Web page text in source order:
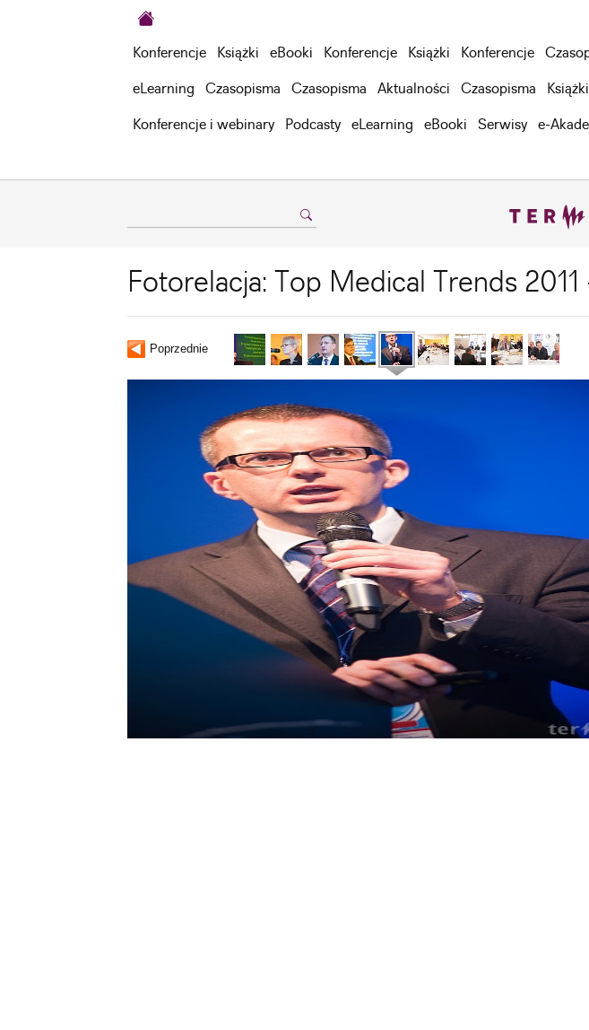
Konferencje Książki eBooki Konferencje Książki Konferencje
eLearning Czasopisma Czasopisma Aktualności Czasopisma Książki
Konferencje i webinary Podcasty eLearning eBooki Serwisy e-
Fotorelacja: Top Medical Trends 2011
Poprzednie